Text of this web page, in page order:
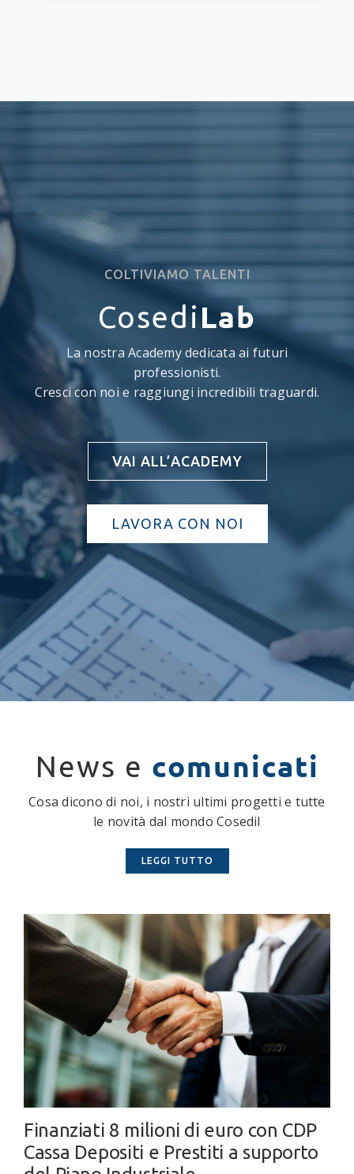
COLTIVIAMO TALENTI
CosediLab
La nostra Academy dedicata ai futuri
professionisti.
Cresci con noi e raggiungi incredibili traguardi.
VAI ALL’ACADEMY
LAVORA CON NOI
News e comunicati
Cosa dicono di noi, i nostri ultimi progetti e tutte
le novità dal mondo Cosedil
LEGGI TUTTO
Finanziati 8 milioni di euro con CDP
Cassa Depositi e Prestiti a supporto